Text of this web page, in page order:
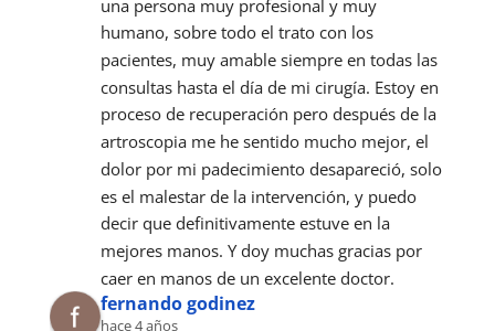
una persona muy profesional y muy
humano, sobre todo el trato con los
pacientes, muy amable siempre en todas las
consultas hasta el día de mi cirugía. Estoy en
proceso de recuperación pero después de la
artroscopia me he sentido mucho mejor, el
dolor por mi padecimiento desapareció, solo
es el malestar de la intervención, y puedo
decir que definitivamente estuve en la
mejores manos. Y doy muchas gracias por
caer en manos de un excelente doctor.
fernando godinez
hace 4 años